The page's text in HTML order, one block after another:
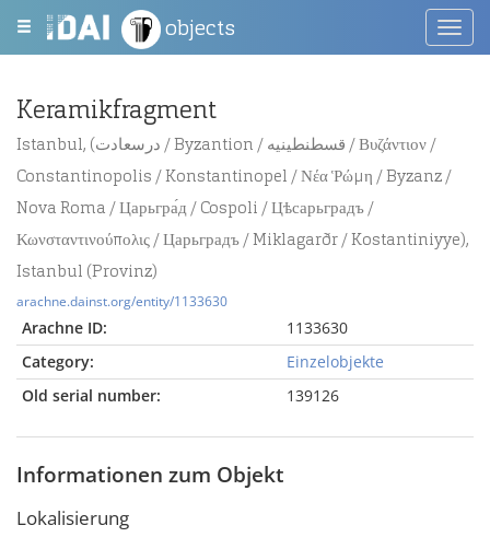
objects
Keramikfragment
Istanbul, (درسعادت / Byzantion / قسطنطينيه / Βυζάντιον /
Constantinopolis / Konstantinopel / Νέα Ῥώμη / Byzanz /
Nova Roma / Царьгра́д / Cospoli / Цѣсарьградъ /
Κωνσταντινούπολις / Царьградъ / Miklagarðr / Kostantiniyye),
Istanbul (Provinz)
arachne.dainst.org/entity/1133630
Arachne ID:
1133630
Category:
Einzelobjekte
Old serial number:
139126
Informationen zum Objekt
Lokalisierung